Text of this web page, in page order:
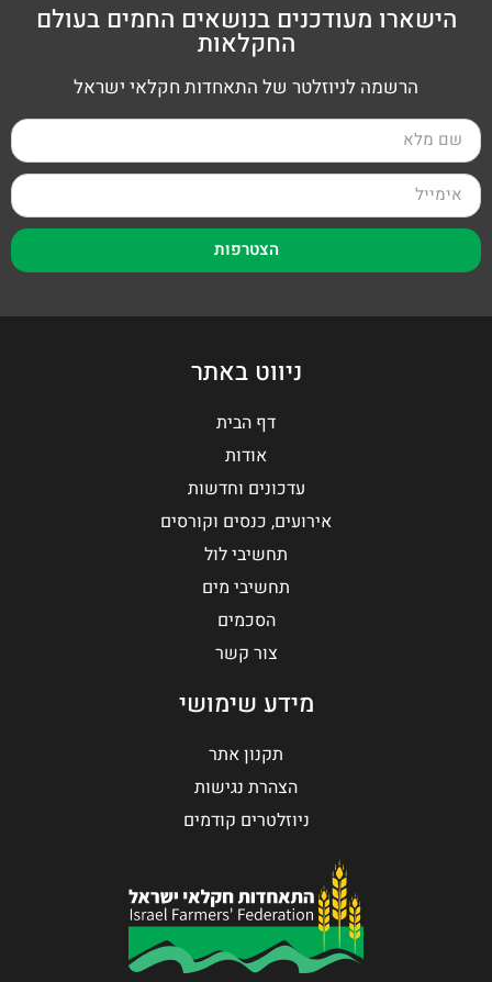
הישארו מעודכנים בנושאים החמים בעולם
החקלאות
הרשמה לניוזלטר של התאחדות חקלאי ישראל
הצטרפות
ניווט באתר
דף הבית
אודות
עדכונים וחדשות
אירועים, כנסים וקורסים
תחשיבי לול
תחשיבי מים
הסכמים
צור קשר
מידע שימושי
תקנון אתר
הצהרת נגישות
ניוזלטרים קודמים